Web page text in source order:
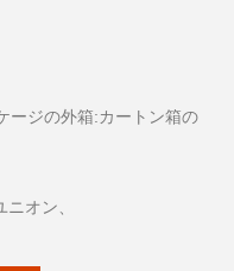
ージの外箱:カートン箱の
オン、